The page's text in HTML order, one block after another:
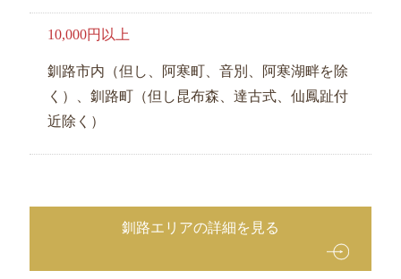
10,000円以上
釧路市内（但し、阿寒町、音別、阿寒湖畔を除
く）、釧路町（但し昆布森、達古式、仙鳳趾付
近除く）
釧路エリアの詳細を見る